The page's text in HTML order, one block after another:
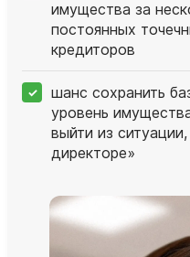
имущества за
постоянных
кредиторов
шанс сохранить
уровень
выйти из
директоре»